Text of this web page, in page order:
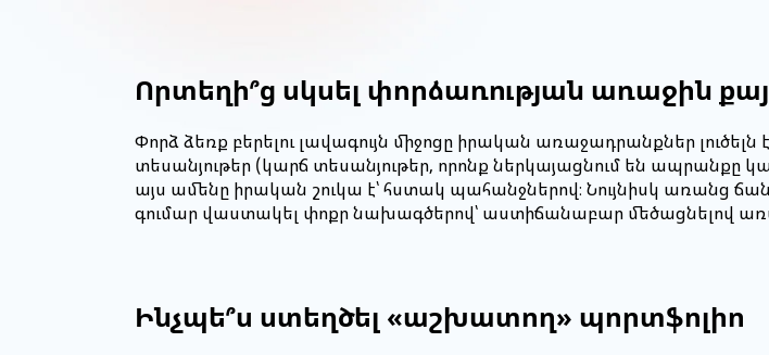
Որտեղի՞ց սկսել փորձառության առաջին
Փորձ ձեռք բերելու լավագույն միջոցը իրական առաջադրանքներ
տեսանյութեր (կարճ տեսանյութեր, որոնք ներկայացնում են ապրանքը
այս ամենը իրական շուկա է՝ հստակ պահանջներով։ Նույնիսկ առանց
գումար վաստակել փոքր նախագծերով՝ աստիճանաբար մեծացնելով
Ինչպե՞ս ստեղծել «աշխատող» պորտֆոլիո